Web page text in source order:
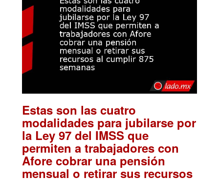
Estas son las cuatro
modalidades para jubilarse por
la Ley 97 del IMSS que
permiten a trabajadores con
Afore cobrar una pensión
mensual o retirar sus recursos